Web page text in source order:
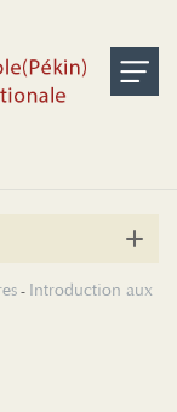
- Introduction aux